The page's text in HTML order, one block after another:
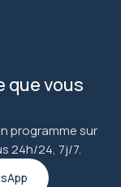
que vous
programme sur
24h/24, 7j/7.